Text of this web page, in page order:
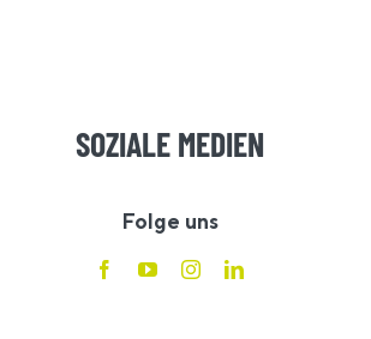
SOZIALE MEDIEN
Folge uns